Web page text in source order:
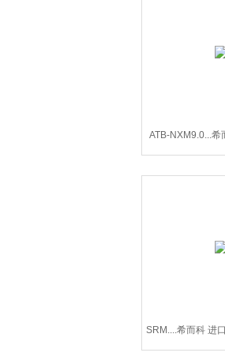
ATB-NXM9.0...希
扭矩传感器
SRM....希而科 进
系